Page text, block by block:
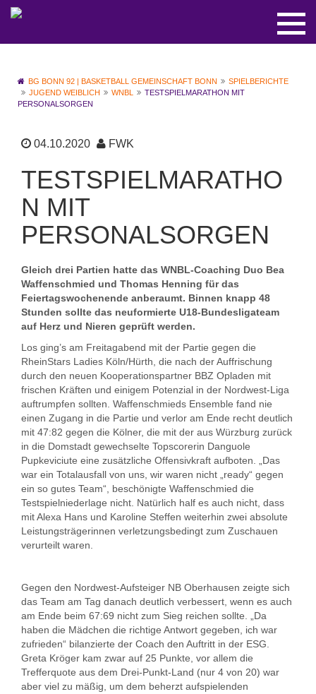
BG BONN 92 | BASKETBALL GEMEINSCHAFT BONN
SPIELBERICHTE
JUGEND WEIBLICH
WNBL
TESTSPIELMARATHON MIT
PERSONALSORGEN
04.10.2020 FWK
TESTSPIELMARATHO
N MIT
PERSONALSORGEN
Gleich drei Partien hatte das WNBL-Coaching Duo Bea
Waffenschmied und Thomas Henning für das
Feiertagswochenende anberaumt. Binnen knapp 48
Stunden sollte das neuformierte U18-Bundesligateam
auf Herz und Nieren geprüft werden.
Los ging’s am Freitagabend mit der Partie gegen die
RheinStars Ladies Köln/Hürth, die nach der Auffrischung
durch den neuen Kooperationspartner BBZ Opladen mit
frischen Kräften und einigem Potenzial in der Nordwest-Liga
auftrumpfen sollten. Waffenschmieds Ensemble fand nie
einen Zugang in die Partie und verlor am Ende recht deutlich
mit 47:82 gegen die Kölner, die mit der aus Würzburg zurück
in die Domstadt gewechselte Topscorerin Danguole
Pupkeviciute eine zusätzliche Offensivkraft aufboten. „Das
war ein Totalausfall von uns, wir waren nicht „ready“ gegen
ein so gutes Team“, beschönigte Waffenschmied die
Testspielniederlage nicht. Natürlich half es auch nicht, dass
mit Alexa Hans und Karoline Steffen weiterhin zwei absolute
Leistungsträgerinnen verletzungsbedingt zum Zuschauen
verurteilt waren.
Gegen den Nordwest-Aufsteiger NB Oberhausen zeigte sich
das Team am Tag danach deutlich verbessert, wenn es auch
am Ende beim 67:69 nicht zum Sieg reichen sollte. „Da
haben die Mädchen die richtige Antwort gegeben, ich war
zufrieden“ bilanzierte der Coach den Auftritt in der ESG.
Greta Kröger kam zwar auf 25 Punkte, vor allem die
Trefferquote aus dem Drei-Punkt-Land (nur 4 von 20) war
aber viel zu mäßig, um dem beherzt aufspielenden